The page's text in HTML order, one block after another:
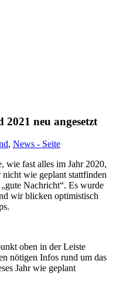
neu angesetzt
, News - Seite
wie fast alles im Jahr 2020,
wie geplant stattfinden
Nachricht“. Es wurde
wir blicken optimistisch
oben in der Leiste
nötigen Infos rund um das
Jahr wie geplant